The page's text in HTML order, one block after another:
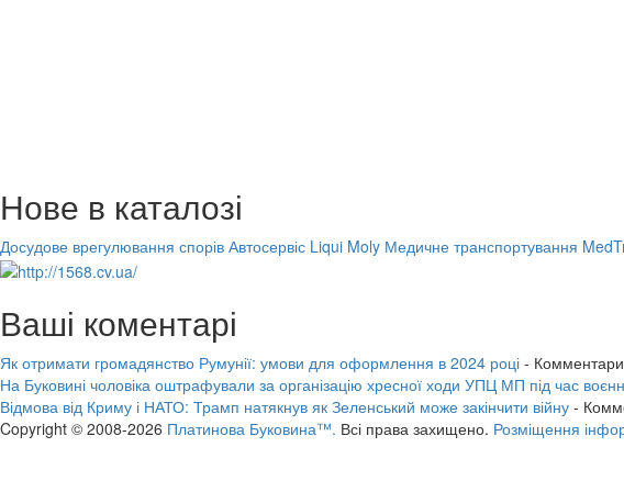
Нове в каталозі
Досудове врегулювання спорів Автосервіс Liqui Moly Медичне транспортування
Ваші коментарі
Як отримати громадянство Румунії: умови для оформлення в 2024 році -
На Буковині чоловіка оштрафували за організацію хресної ходи УПЦ МП під час
Відмова від Криму і НАТО: Трамп натякнув як Зеленський може закінчити війну -
Copyright © 2008-2026 Платинова Буковина™. Всі права захищено. Розміщення